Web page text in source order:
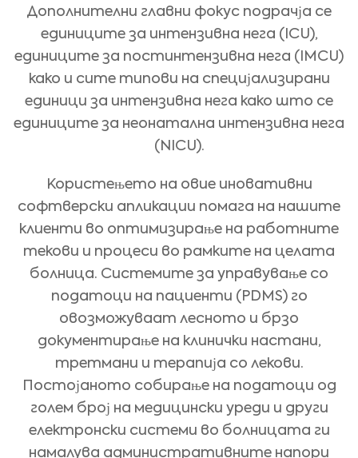
Дополнителни главни фокус подрачја се
единиците за интензивна нега (ICU),
единиците за постинтензивна нега (IMCU)
како и сите типови на специјализирани
единици за интензивна нега како што се
единиците за неонатална интензивна нега
(NICU).
Користењето на овие иновативни
софтверски апликации помага на нашите
клиенти во оптимизирање на работните
текови и процеси во рамките на целата
болница. Системите за управување со
податоци на пациенти (PDMS) го
овозможуваат лесното и брзо
документирање на клинички настани,
третмани и терапија со лекови.
Постојаното собирање на податоци од
голем број на медицински уреди и други
електронски системи во болницата ги
намалува административните напори